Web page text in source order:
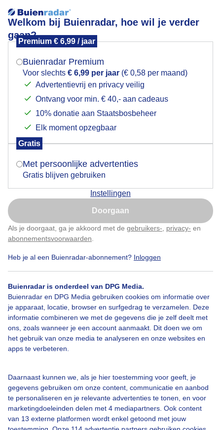
Welkom bij Buienradar, hoe wil je verder
gaan?
Premium € 6,99 / jaar
Buienradar Premium
Voor slechts € 6,99 per jaar (€ 0,58 per maand)
Advertentievrij en privacy veilig
Ontvang voor min. € 40,- aan cadeaus
10% donatie aan Staatsbosbeheer
Elk moment opzegbaar
Gratis
Met persoonlijke advertenties
Gratis blijven gebruiken
Instellingen
Doorgaan
Als je doorgaat, ga je akkoord met de gebruikers- privacy- en
abonnementsvoorwaarden
Heb je al een Buienradar-abonnement? Inloggen
Buienradar is onderdeel van DPG Media.
Buienradar en DPG Media gebruiken cookies om informatie over
je apparaat, locatie, browser en surfgedrag te verzamelen. Deze
informatie combineren we met de gegevens die je zelf deelt met
ons, zoals wanneer je een account aanmaakt. Dit doen we om
het gebruik van onze media te analyseren en onze websites en
apps te verbeteren.
Daarnaast kunnen we, als je hier toestemming voor geeft, je
gegevens gebruiken om onze content, communicatie en aanbod
te personaliseren en je relevante advertenties te tonen, en voor
marketingdoeleinden delen met 4 mediapartners. Ook content
van 13 externe platformen wordt enkel getoond met jouw
Heerlijk weer om te kiten
Door: Ilse Kootkar Gemaakt: 03-06-2026, 47x bekeken
Wind
Bekijk slideshow
Mogen we je locatie gebruiken voor het
Indien je hier nog geen akkoord op hebt gegeven,
verschijnt er zo een pop-up uit je browser waarin
Is goed, toon de popup
Nu niet, misschien later
Klik hierom dit aan te passen